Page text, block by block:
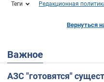
Теги Редакционная
Вернуться
Важное
АЗС "готовятся"